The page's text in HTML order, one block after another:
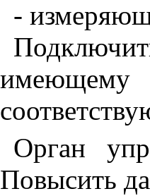
-
Орган
Повысить